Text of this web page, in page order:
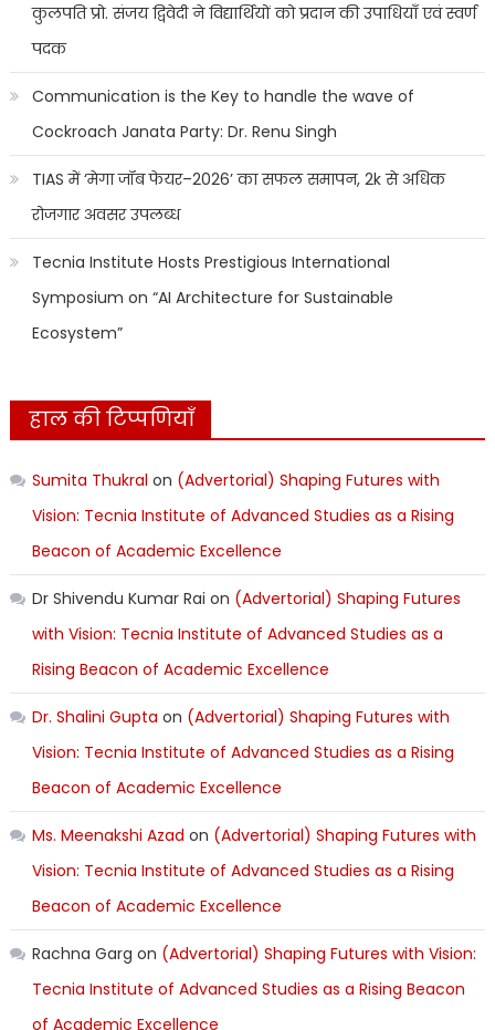
कुलपति प्रो. संजय द्विवेदी ने विद्यार्थियों को प्रदान की उपाधियाँ एवं स्वर्ण
पदक
Communication is the Key to handle the wave of
Cockroach Janata Party: Dr. Renu Singh
TIAS में ‘मेगा जॉब फेयर–2026’ का सफल समापन, 2k से अधिक
रोजगार अवसर उपलब्ध
Tecnia Institute Hosts Prestigious International
Symposium on “AI Architecture for Sustainable
Ecosystem”
हाल की टिप्पणियाँ
Sumita Thukral on (Advertorial) Shaping Futures with
Vision: Tecnia Institute of Advanced Studies as a Rising
Beacon of Academic Excellence
Dr Shivendu Kumar Rai on (Advertorial) Shaping Futures
with Vision: Tecnia Institute of Advanced Studies as a
Rising Beacon of Academic Excellence
Dr. Shalini Gupta on (Advertorial) Shaping Futures with
Vision: Tecnia Institute of Advanced Studies as a Rising
Beacon of Academic Excellence
Ms. Meenakshi Azad on (Advertorial) Shaping Futures with
Vision: Tecnia Institute of Advanced Studies as a Rising
Beacon of Academic Excellence
Rachna Garg on (Advertorial) Shaping Futures with Vision:
Tecnia Institute of Advanced Studies as a Rising Beacon
of Academic Excellence